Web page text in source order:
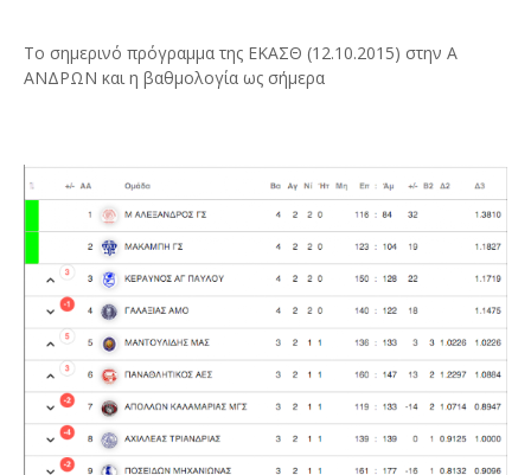
Το σημερινό πρόγραμμα της ΕΚΑΣΘ (12.10.2015) στην Α
ΑΝΔΡΩΝ και η βαθμολογία ως σήμερα